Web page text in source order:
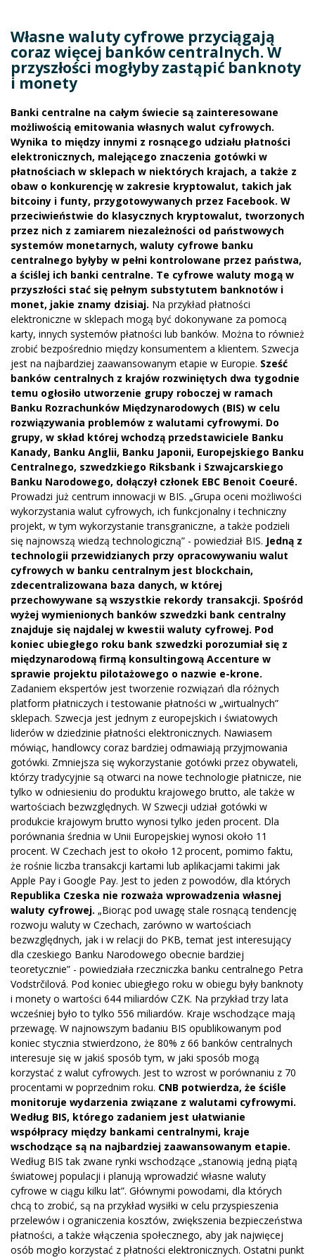
Własne waluty cyfrowe przyciągają
coraz więcej banków centralnych. W
przyszłości mogłyby zastąpić banknoty
i monety
Banki centralne na całym świecie są zainteresowane
możliwością emitowania własnych walut cyfrowych.
Wynika to między innymi z rosnącego udziału płatności
elektronicznych, malejącego znaczenia gotówki w
płatnościach w sklepach w niektórych krajach, a także z
obaw o konkurencję w zakresie kryptowalut, takich jak
bitcoiny i funty, przygotowywanych przez Facebook. W
przeciwieństwie do klasycznych kryptowalut, tworzonych
przez nich z zamiarem niezależności od państwowych
systemów monetarnych, waluty cyfrowe banku
centralnego byłyby w pełni kontrolowane przez państwa,
a ściślej ich banki centralne. Te cyfrowe waluty mogą w
przyszłości stać się pełnym substytutem banknotów i
monet, jakie znamy dzisiaj. Na przykład płatności
elektroniczne w sklepach mogą być dokonywane za pomocą
karty, innych systemów płatności lub banków. Można to również
zrobić bezpośrednio między konsumentem a klientem. Szwecja
jest na najbardziej zaawansowanym etapie w Europie. Sześć
banków centralnych z krajów rozwiniętych dwa tygodnie
temu ogłosiło utworzenie grupy roboczej w ramach
Banku Rozrachunków Międzynarodowych (BIS) w celu
rozwiązywania problemów z walutami cyfrowymi. Do
grupy, w skład której wchodzą przedstawiciele Banku
Kanady, Banku Anglii, Banku Japonii, Europejskiego Banku
Centralnego, szwedzkiego Riksbank i Szwajcarskiego
Banku Narodowego, dołączył członek EBC Benoit Coeuré.
Prowadzi już centrum innowacji w BIS. „Grupa oceni możliwości
wykorzystania walut cyfrowych, ich funkcjonalny i techniczny
projekt, w tym wykorzystanie transgraniczne, a także podzieli
się najnowszą wiedzą technologiczną” - powiedział BIS. Jedną z
technologii przewidzianych przy opracowywaniu walut
cyfrowych w banku centralnym jest blockchain,
zdecentralizowana baza danych, w której
przechowywane są wszystkie rekordy transakcji. Spośród
wyżej wymienionych banków szwedzki bank centralny
znajduje się najdalej w kwestii waluty cyfrowej. Pod
koniec ubiegłego roku bank szwedzki porozumiał się z
międzynarodową firmą konsultingową Accenture w
sprawie projektu pilotażowego o nazwie e-krone.
Zadaniem ekspertów jest tworzenie rozwiązań dla różnych
platform płatniczych i testowanie płatności w „wirtualnych”
sklepach. Szwecja jest jednym z europejskich i światowych
liderów w dziedzinie płatności elektronicznych. Nawiasem
mówiąc, handlowcy coraz bardziej odmawiają przyjmowania
gotówki. Zmniejsza się wykorzystanie gotówki przez obywateli,
którzy tradycyjnie są otwarci na nowe technologie płatnicze, nie
tylko w odniesieniu do produktu krajowego brutto, ale także w
wartościach bezwzględnych. W Szwecji udział gotówki w
produkcie krajowym brutto wynosi tylko jeden procent. Dla
porównania średnia w Unii Europejskiej wynosi około 11
procent. W Czechach jest to około 12 procent, pomimo faktu,
że rośnie liczba transakcji kartami lub aplikacjami takimi jak
Apple Pay i Google Pay. Jest to jeden z powodów, dla których
Republika Czeska nie rozważa wprowadzenia własnej
waluty cyfrowej. „Biorąc pod uwagę stale rosnącą tendencję
rozwoju waluty w Czechach, zarówno w wartościach
bezwzględnych, jak i w relacji do PKB, temat jest interesujący
dla czeskiego Banku Narodowego obecnie bardziej
teoretycznie” - powiedziała rzeczniczka banku centralnego Petra
Vodstrčilová. Pod koniec ubiegłego roku w obiegu były banknoty
i monety o wartości 644 miliardów CZK. Na przykład trzy lata
wcześniej było to tylko 556 miliardów. Kraje wschodzące mają
przewagę. W najnowszym badaniu BIS opublikowanym pod
koniec stycznia stwierdzono, że 80% z 66 banków centralnych
interesuje się w jakiś sposób tym, w jaki sposób mogą
korzystać z walut cyfrowych. Jest to wzrost w porównaniu z 70
procentami w poprzednim roku. CNB potwierdza, że ściśle
monitoruje wydarzenia związane z walutami cyfrowymi.
Według BIS, którego zadaniem jest ułatwianie
współpracy między bankami centralnymi, kraje
wschodzące są na najbardziej zaawansowanym etapie.
Według BIS tak zwane rynki wschodzące „stanowią jedną piątą
światowej populacji i planują wprowadzić własne waluty
cyfrowe w ciągu kilku lat”. Głównymi powodami, dla których
chcą to zrobić, są na przykład wysiłki w celu przyspieszenia
przelewów i ograniczenia kosztów, zwiększenia bezpieczeństwa
płatności, a także włączenia społecznego, aby jak najwięcej
osób mogło korzystać z płatności elektronicznych. Ostatni punkt